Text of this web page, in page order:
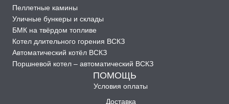
Пеллетные камины
Уличные бункеры и склады
БМК на твёрдом топливе
Котел длительного горения ВСКЗ
Автоматический котёл ВСКЗ
Поршневой котел – автоматический ВСКЗ
ПОМОЩЬ
Условия оплаты
Доставка